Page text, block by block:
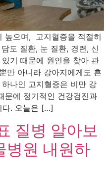
높으며, 고지혈증을 적절히
도 질환, 눈 질환, 경련, 신
기 때문에 원인을 찾아 관
만 아니라 강아지에게도 흔
나인 고지혈증은 비만 강
문에 정기적인 건강검진과
다. 오늘은 […]
질병 알아보
병원 내원하